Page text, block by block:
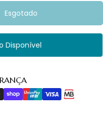
Cationorm Emulsão
Para
Esgotado
Disponível